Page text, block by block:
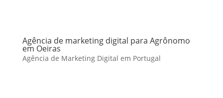
Agência de marketing digital para Agrônomo
em Oeiras
Agência de Marketing Digital em Portugal